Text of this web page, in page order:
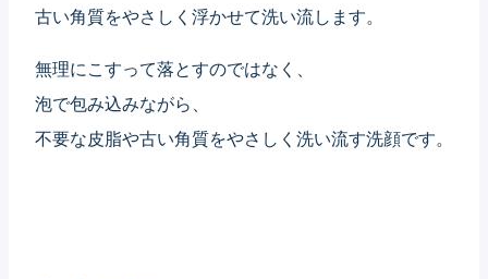
古い角質をやさしく浮かせて洗い流します。
無理にこすって落とすのではなく、
泡で包み込みながら、
不要な皮脂や古い角質をやさしく洗い流す洗顔です。